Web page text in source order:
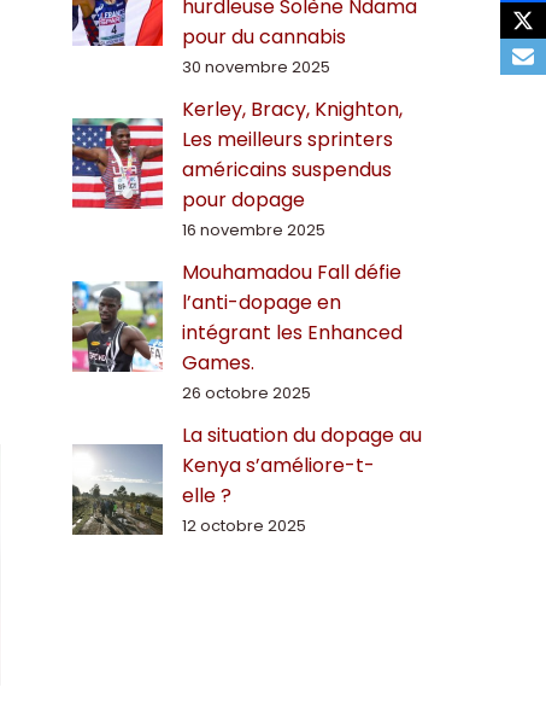
hurdleuse Solène Ndama
pour du cannabis
30 novembre 2025
Kerley, Bracy, Knighton,
Les meilleurs sprinters
américains suspendus
pour dopage
16 novembre 2025
Mouhamadou Fall défie
l’anti-dopage en
intégrant les Enhanced
Games.
26 octobre 2025
La situation du dopage au
Kenya s’améliore-t-
elle ?
12 octobre 2025